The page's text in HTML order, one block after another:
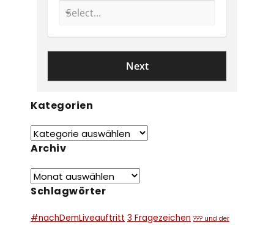
Kategorien
Archiv
Schlagwörter
#nachDemLiveauftritt 3 Fragezeichen ??? und der